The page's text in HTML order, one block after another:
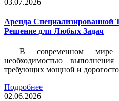
03.07.2026
Аренда Специализированной
Решение для Любых Задач
В современном мире
необходимостью выполнения
требующих мощной и
Подробнее
02.06.2026